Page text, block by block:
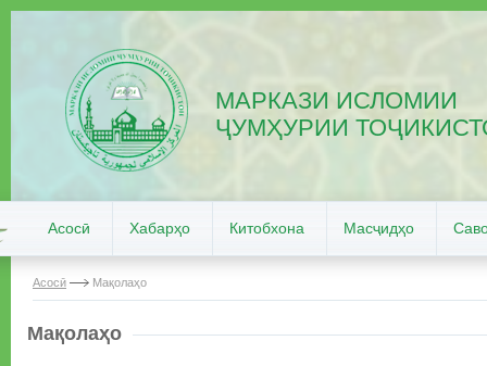
МАРКАЗИ ИСЛОМИИ
ҶУМҲУРИИ
Асосӣ Хабарҳо Китобхона Масҷидҳо
Асосӣ Мақолаҳо
Мақолаҳо